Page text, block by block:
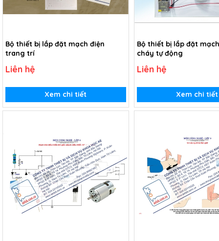
Bộ thiết bị lắp đặt mạch điện
trang trí
Liên hệ
Xem chi tiết
Bộ thiết bị lắp đặt
cháy tự động
Liên hệ
Xem chi tiết